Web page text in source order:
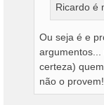
Ricardo é
Ou seja é e
argumentos...
certeza)
não o provem!